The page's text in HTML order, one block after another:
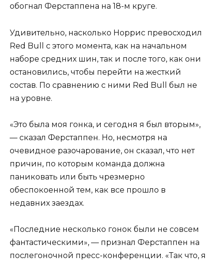
обогнал Ферстаппена на 18-м круге.
Удивительно, насколько Норрис превосходил
Red Bull с этого момента, как на начальном
наборе средних шин, так и после того, как они
остановились, чтобы перейти на жесткий
состав. По сравнению с ними Red Bull был не
на уровне.
«Это была моя гонка, и сегодня я был вторым»,
— сказал Ферстаппен. Но, несмотря на
очевидное разочарование, он сказал, что нет
причин, по которым команда должна
паниковать или быть чрезмерно
обеспокоенной тем, как все прошло в
недавних заездах.
«Последние несколько гонок были не совсем
фантастическими», — признал Ферстаппен на
послегоночной пресс-конференции. «Так что, я